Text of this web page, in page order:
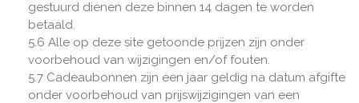
gestuurd dienen deze binnen 14 dagen te worden
betaald.
5.6 Alle op deze site getoonde prijzen zijn onder
voorbehoud van wijzigingen en/of fouten.
5.7 Cadeaubonnen zijn een jaar geldig na datum afgifte
onder voorbehoud van prijswijzigingen van een